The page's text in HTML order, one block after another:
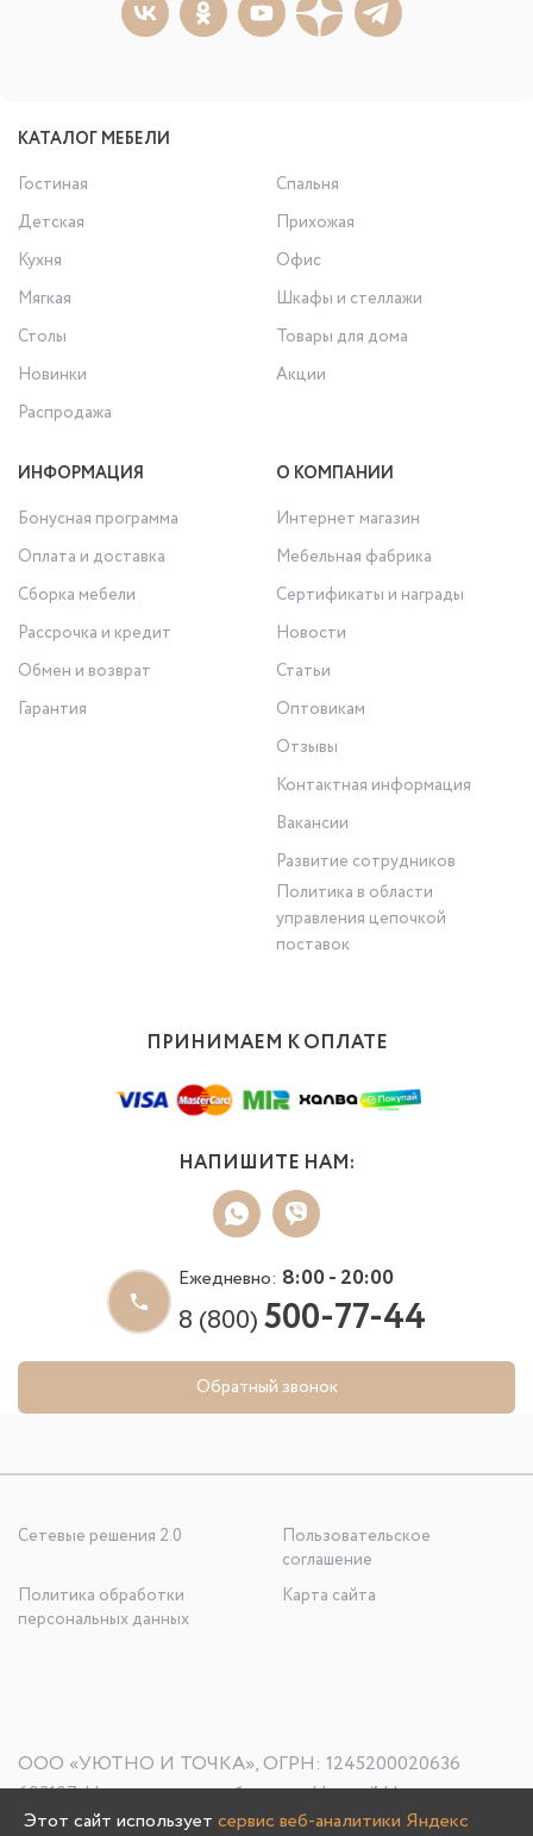
КАТАЛОГ МЕБЕЛИ
Гостиная
Спальня
Детская
Прихожая
Кухня
Офис
Мягкая
Шкафы и стеллажи
Столы
Товары для дома
Новинки
Акции
Распродажа
ИНФОРМАЦИЯ
Бонусная программа
Оплата и доставка
Сборка мебели
Рассрочка и кредит
Обмен и возврат
Гарантия
О КОМПАНИИ
Интернет магазин
Мебельная фабрика
Сертификаты и награды
Новости
Статьи
Оптовикам
Отзывы
Контактная информация
Вакансии
Развитие сотрудников
Политика в области
управления цепочкой
поставок
ПРИНИМАЕМ К ОПЛАТЕ
НАПИШИТЕ НАМ:
Ежедневно: 8:00 - 20:00
8 (800)500-77-44
Обратный звонок
Сетевые решения 2.0
Пользовательское
соглашение
Политика обработки
персональных данных
Карта сайта
ООО «УЮТНО И ТОЧКА», ОГРН: 1245200020636
603107, Нижегородская область, г. Нижний Новгород, пр-
кт Гагарина, д. 178/1
Этот сайт использует сервис веб-аналитики Яндекс